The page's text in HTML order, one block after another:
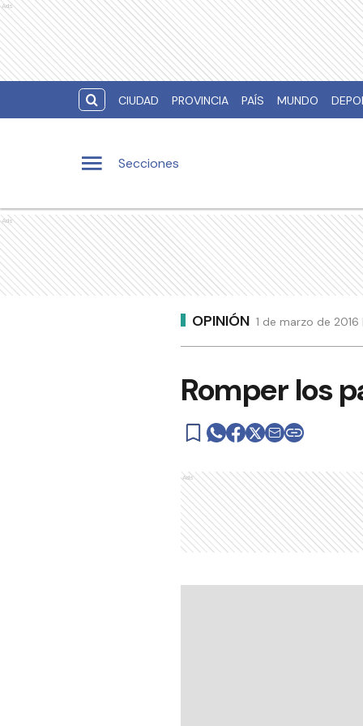
Ads
CIUDAD PROVINCIA PAÍS MUNDO
Secciones
Ads
OPINIÓN 1 de marzo de
Romper los
Ads